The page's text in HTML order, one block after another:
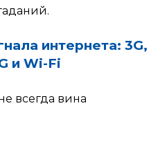
интернета: 3G,
и Wi-Fi
всегда вина
раз
По